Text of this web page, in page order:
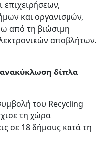
επιχειρήσεων,
και οργανισμών,
από τη βιώσιμη
αποβλήτων.
δίπλα
του Recycling
τη χώρα
σε 18 δήμους κατά τη